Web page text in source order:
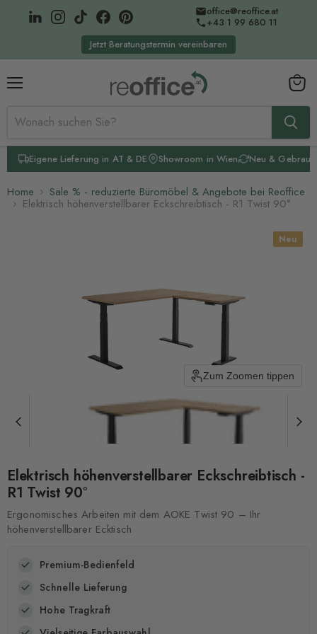
Jetzt Beratungstermin vereinbaren
office@reoffice.at
+43 1 99 680 11
Eigene Lieferung in AT & DE Showroom in Wien Neu &
Home Sale % - reduzierte Büromöbel & Angebote bei Reoffice
Elektrisch höhenverstellbarer Eckschreibtisch - R1 Twist 90°
Neu
Zum Zoomen tippen
Elektrisch höhenverstellbarer Eckschreibtisch -
R1 Twist 90°
Ergonomisches Arbeiten mit dem AOKE Twist 90 – Ihr
höhenverstellbarer Ecktisch
Premium-Bedienfeld
Schnelle Lieferung
Hohe Tragkraft